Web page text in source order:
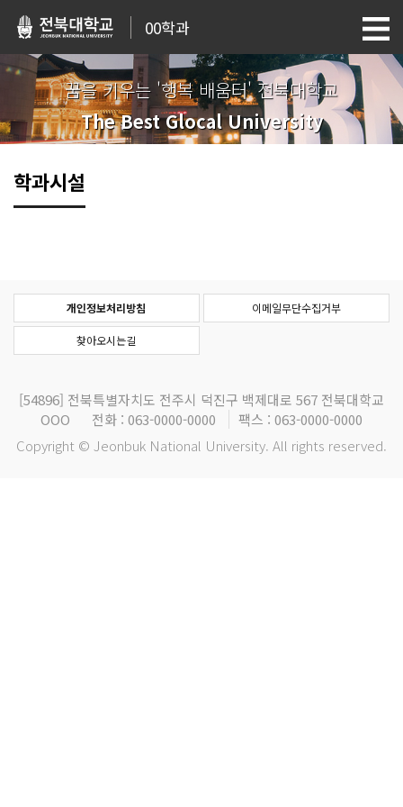
00학과
꿈을 키우는 '행복 배움터' 전북대학교
The Best Glocal University
학과시설
개인정보처리방침 이메일무단수집거부
찾아오시는길
[54896] 전북특별자치도 전주시 덕진구 백제대로 567 전북대학교
OOO
전화 : 063-0000-0000
팩스 : 063-0000-0000
Copyright © Jeonbuk National University. All rights reserved.